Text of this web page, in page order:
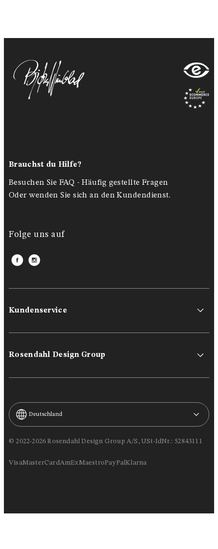
Brauchst du Hilfe?
Besuchen Sie FAQ - Häufig gestellte Fragen
Oder wenden Sie sich an den Kundendienst.
Folge uns auf
Kundenservice
Rosendahl Design Group
© 2022-2026 Rosendahl Design Group A/S, USt-IdNr.: 52843111
VisaMasterCard AmExMaestroPayPalKlarna
Deutschland